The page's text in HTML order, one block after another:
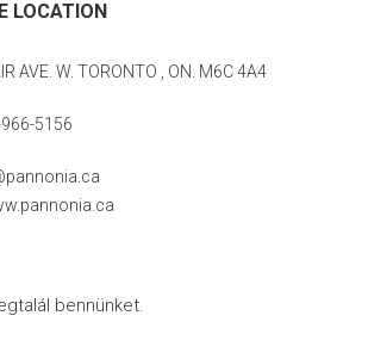
LOCATION
AVE. W. TORONTO , ON. M6C 4A4
5156
bennünket.